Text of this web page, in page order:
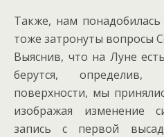
Также, нам понадобилась
тоже затронуты вопросы
Выяснив, что на Луне
берутся,
поверхности, мы
изображая изменение
запись с первой